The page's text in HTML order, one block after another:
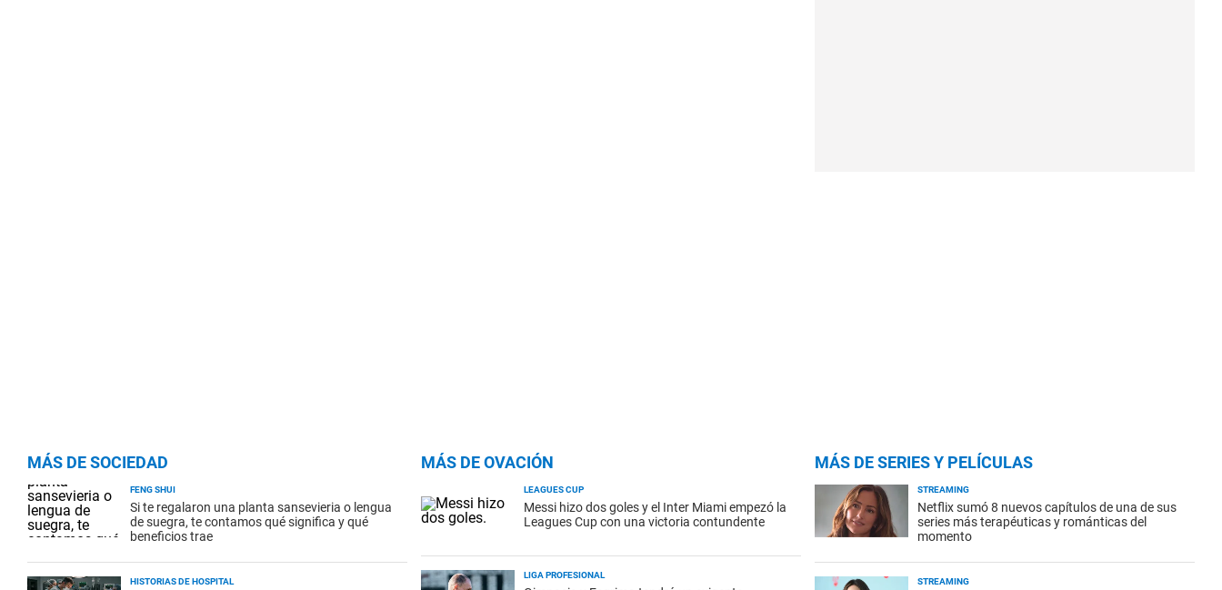
MÁS DE SOCIEDAD
FENG SHUI
Si te regalaron una planta sansevieria o lengua
de suegra, te contamos qué significa y qué
beneficios trae
HISTORIAS DE HOSPITAL
MÁS DE OVACIÓN
LEAGUES CUP
Messi hizo dos goles y el Inter Miami empezó la
Leagues Cup con una victoria contundente
LIGA PROFESIONAL
MÁS DE SERIES Y PELÍCULAS
STREAMING
Netflix sumó 8 nuevos capítulos de una de sus
series más terapéuticas y románticas del
momento
STREAMING